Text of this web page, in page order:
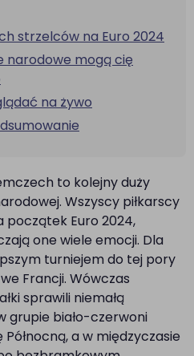
strzelców na Euro 2024
mogą cię
na żywo
to kolejny duży
Wszyscy piłkarscy
początek Euro 2024,
one wiele emocji. Dla
turniejem do tej pory
Francji. Wówczas
sprawili niemałą
grupie biało-czerwoni
a w międzyczasie